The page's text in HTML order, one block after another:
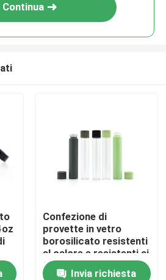
Continua
Confezione di
provette in vetro
borosilicato resistenti
al calore e resistenti ai
bambini
Invia richiesta